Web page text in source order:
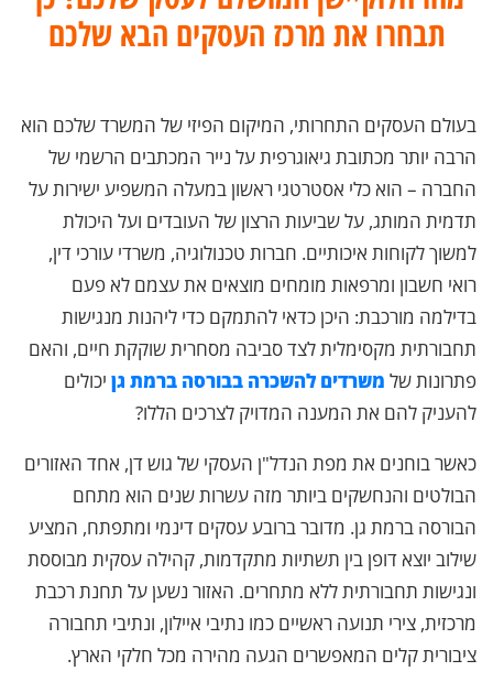
תבחרו את מרכז העסקים הבא שלכם
בעולם העסקים התחרותי, המיקום הפיזי של המשרד שלכם הוא
הרבה יותר מכתובת גיאוגרפית על נייר המכתבים הרשמי של
החברה – הוא כלי אסטרטגי ראשון במעלה המשפיע ישירות על
תדמית המותג, על שביעות הרצון של העובדים ועל היכולת
למשוך לקוחות איכותיים. חברות טכנולוגיה, משרדי עורכי דין,
רואי חשבון ומרפאות מומחים מוצאים את עצמם לא פעם
בדילמה מורכבת: היכן כדאי להתמקם כדי ליהנות מנגישות
תחבורתית מקסימלית לצד סביבה מסחרית שוקקת חיים, והאם
פתרונות של משרדים להשכרה בבורסה ברמת גן יכולים
להעניק להם את המענה המדויק לצרכים הללו?
כאשר בוחנים את מפת הנדל"ן העסקי של גוש דן, אחד האזורים
הבולטים והנחשקים ביותר מזה עשרות שנים הוא מתחם
הבורסה ברמת גן. מדובר ברובע עסקים דינמי ומתפתח, המציע
שילוב יוצא דופן בין תשתיות מתקדמות, קהילה עסקית מבוססת
ונגישות תחבורתית ללא מתחרים. האזור נשען על תחנת רכבת
מרכזית, צירי תנועה ראשיים כמו נתיבי איילון, ונתיבי תחבורה
ציבורית קלים המאפשרים הגעה מהירה מכל חלקי הארץ.